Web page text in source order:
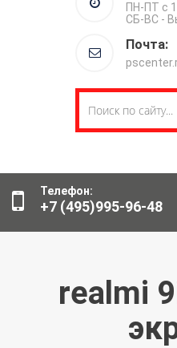
ПН-ПТ с
СБ-ВС -
Почта:
Телефон:
+7 (495)995-96-48
realmi